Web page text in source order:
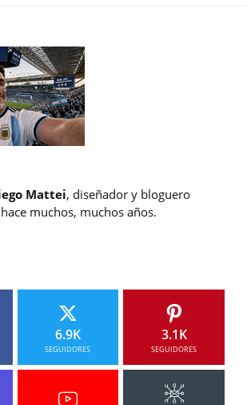
Mattei, diseñador y bloguero
muchos, muchos años.
6.9K
SEGUIDORES
3.1K
SEGUIDORES